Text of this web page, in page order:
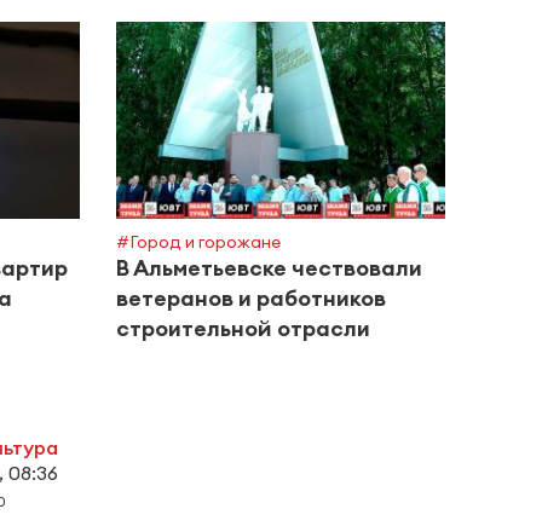
#Город и горожане
В Альметьевске чествовали
ветеранов и работников
строительной отрасли
08:36